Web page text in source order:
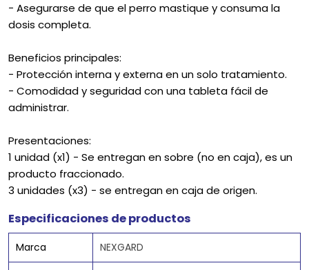
- Asegurarse de que el perro mastique y consuma la
dosis completa.
Beneficios principales:
- Protección interna y externa en un solo tratamiento.
- Comodidad y seguridad con una tableta fácil de
administrar.
Presentaciones:
1 unidad (x1) - Se entregan en sobre (no en caja), es un
producto fraccionado.
3 unidades (x3) - se entregan en caja de origen.
Especificaciones de productos
Marca NEXGARD